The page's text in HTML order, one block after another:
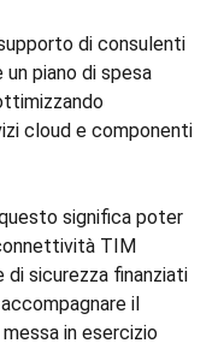
di consulenti
piano di spesa
cloud e componenti
significa poter
TIM
di sicurezza finanziati
il
in esercizio